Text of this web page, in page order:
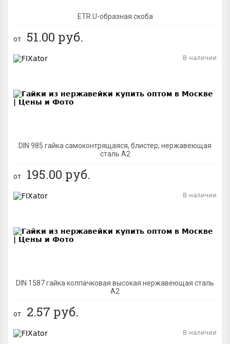
ETR U-образная скоба
от 51.00 руб.
DIN 985 гайка самоконтрящаяся, блистер, нержавеющая
сталь A2
В наличии
от 195.00 руб.
DIN 1587 гайка колпачковая высокая нержавеющая сталь
А2
В наличии
от 2.57 руб.
В наличии